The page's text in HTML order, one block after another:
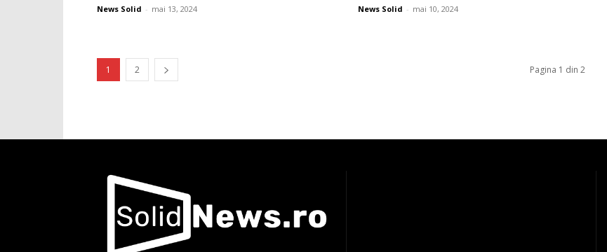
News Solid - mai 13, 2024 News Solid - mai 10, 2024
1 2 Pagina 1 din 2